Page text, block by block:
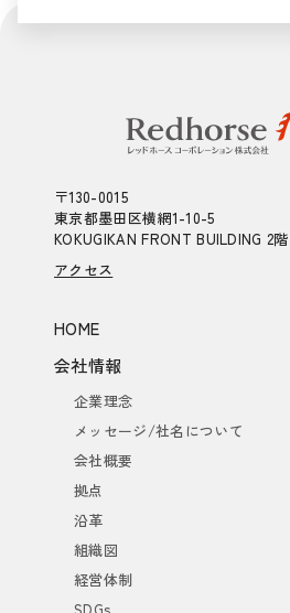
〒130-0015
東京都墨田区横網1-10-5
KOKUGIKAN FRONT BUILDING 2階
アクセス
HOME
会社情報
企業理念
メッセージ/社名について
会社概要
拠点
沿革
組織図
経営体制